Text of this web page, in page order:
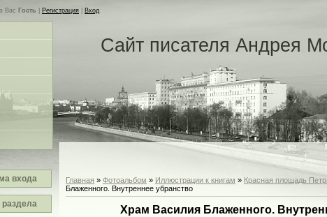
Вас Гость Регистрация Вход
входа
раздела
Сайт писателя Андрея
Главная » Фотоальбом » Иллюстрации к книгам » Красная площадь
Блаженного. Внутреннее убранство
Храм Василия Блаженного.